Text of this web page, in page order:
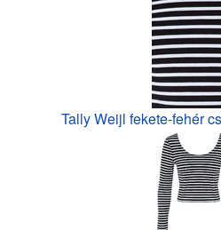
Tally Weijl fekete-fehér